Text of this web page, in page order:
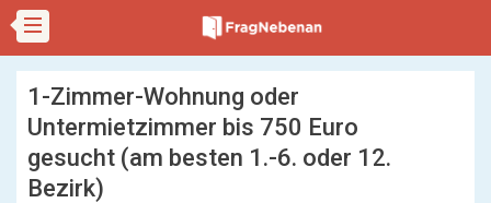
1-Zimmer-Wohnung oder
Untermietzimmer bis 750 Euro
gesucht (am besten 1.-6. oder 12.
Bezirk)